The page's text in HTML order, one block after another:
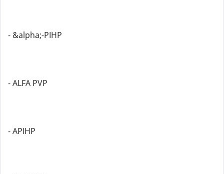
- &alpha;-PIHP
- ALFA PVP
- APIHP